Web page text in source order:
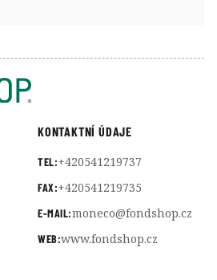
KONTAKTNÍ ÚDAJE
TEL:+420541219737
FAX:+420541219735
E-MAIL:moneco@fondshop.cz
WEB:www.fondshop.cz